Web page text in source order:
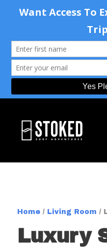
Home / Living Room /
Luxury